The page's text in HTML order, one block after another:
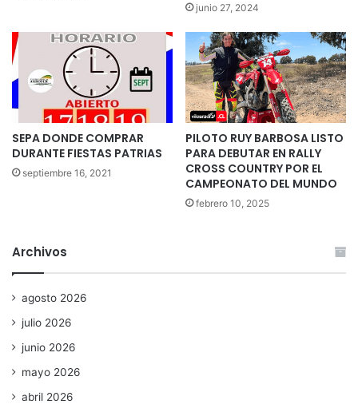
junio 27, 2024
SEPA DONDE COMPRAR
DURANTE FIESTAS PATRIAS
septiembre 16, 2021
PILOTO RUY BARBOSA LISTO
PARA DEBUTAR EN RALLY
CROSS COUNTRY POR EL
CAMPEONATO DEL MUNDO
febrero 10, 2025
Archivos
agosto 2026
julio 2026
junio 2026
mayo 2026
abril 2026